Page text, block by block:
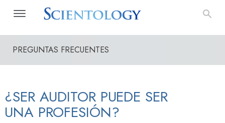
PREGUNTAS FRECUENTES
¿SER AUDITOR PUEDE SER
UNA PROFESIÓN?